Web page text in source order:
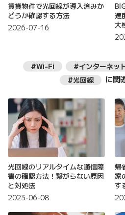
賃貸物件で光回線が導入済みか
どうか確認する方法
2026-07-16
速
大
#Wi-Fi #インターネッ
#光回線
に関
光回線のリアルタイムな通信障
害の確認方法！繋がらない原因
と対処法
2023-06-08
帰
家
す